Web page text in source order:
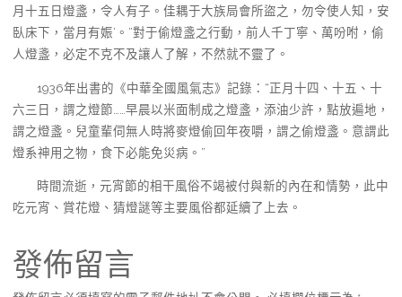
月十五日燈盞，令人有子。佳耦于大族局會所盜之，勿令使人知，安
臥床下，當月有娠’。”對于偷燈盞之行動，前人千丁寧、萬吩咐，偷
人燈盞，必定不克不及讓人了解，不然就不靈了。
1936年出書的《中華全國風氣志》記錄：“正月十四、十五、十
六三日，謂之燈節……早晨以米面制成之燈盞，添油少許，點放遍地，
謂之燈盞。兒童輩伺無人時將麥燈偷回年夜嚼，謂之偷燈盞。意謂此
燈系神用之物，食下必能免災病。”
時間流逝，元宵節的相干風俗不竭被付與新的內在和情勢，此中
吃元宵、賞花燈、猜燈謎等主要風俗都延續了上去。
發佈留言